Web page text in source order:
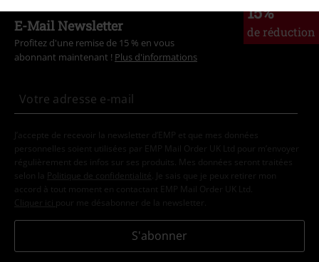
15%
de réduction
E-Mail Newsletter
Profitez d'une remise de 15 % en vous
abonnant maintenant ! Plus d'informations
J’accepte de recevoir la newsletter d’EMP et que mes données
personnelles soient utilisées par EMP Mail Order UK Ltd pour m’envoyer
régulièrement des infos sur ses produits. Mes données seront traitées
selon la
Politique de confidentialité . Je sais que je peux retirer mon
accord à tout moment en contactant EMP Mail Order UK Ltd.
Cliquer ici pour me désabonner de la newsletter.
S'abonner